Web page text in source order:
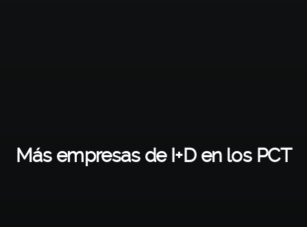
Más empresas de I+D en los PCT